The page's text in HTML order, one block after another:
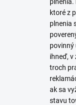
ktoré z
plnenia
povinný
ihneď,
troch
ak sa
stavu